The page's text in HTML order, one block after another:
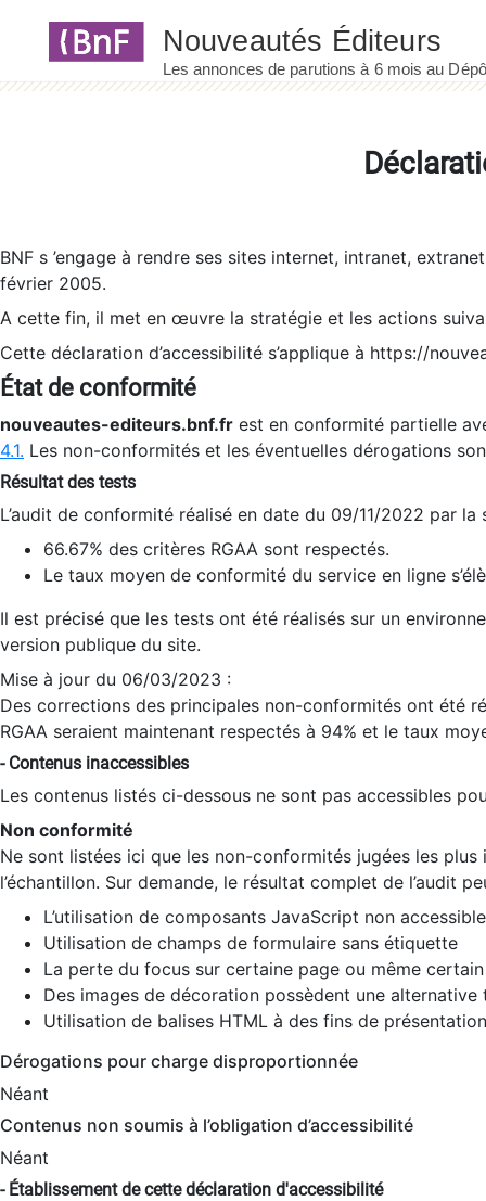
BNF s ’engage à rendre ses sites internet, intranet,
février 2005.
A cette fin, il met en œuvre la stratégie et les actions
Cette déclaration d’accessibilité s’applique à https://
État de conformité
nouveautes-editeurs.bnf.fr est en conformité partielle
4.1. Les non-conformités et les éventuelles dérogations
Résultat des tests
L’audit de conformité réalisé en date du 09/11/2022 par
66.67% des critères RGAA sont respectés.
Le taux moyen de conformité du service en ligne
Il est précisé que les tests ont été réalisés sur un
version publique du site.
Mise à jour du 06/03/2023 :
Des corrections des principales non-conformités ont été
RGAA seraient maintenant respectés à 94% et le taux
- Contenus inaccessibles
Les contenus listés ci-dessous ne sont pas accessibles
Non conformité
Ne sont listées ici que les non-conformités jugées les
l’échantillon. Sur demande, le résultat complet de l’audit
L’utilisation de composants JavaScript non
Utilisation de champs de formulaire sans étiquette
La perte du focus sur certaine page ou même
Des images de décoration possèdent une alternative
Utilisation de balises HTML à des fins de
Dérogations pour charge disproportionnée
Néant
Contenus non soumis à l’obligation d’accessibilité
Néant
- Établissement de cette déclaration d'accessibilité